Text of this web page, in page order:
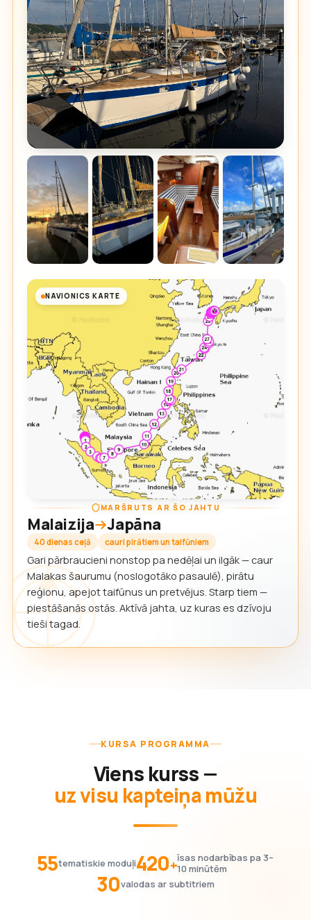
NAVIONICS KARTE
MARŠRUTS AR ŠO JAHTU
Malaizija Japāna
40 dienas ceļā cauri pirātiem un taifūniem
Gari pārbraucieni nonstop pa nedēļai un ilgāk — caur
Malakas šaurumu (noslogotāko pasaulē), pirātu
reģionu, apejot taifūnus un pretvējus. Starp tiem —
piestāšanās ostās. Aktīvā jahta, uz kuras es dzīvoju
tieši tagad.
KURSA PROGRAMMA
Viens kurss —
uz visu kapteiņa mūžu
55tematiskie moduļi420+īsas nodarbības pa 3–
10 minūtēm
30valodas ar subtitriem